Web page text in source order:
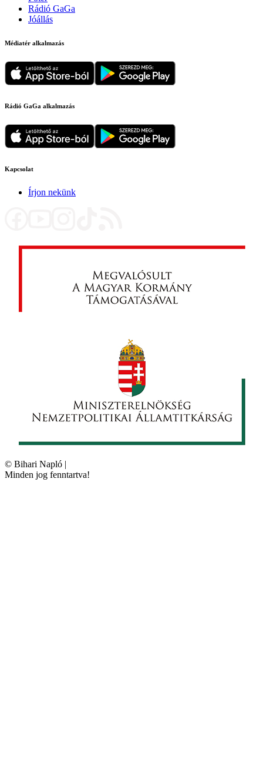
Rádió GaGa
Jóállás
Médiatér alkalmazás
Rádió GaGa alkalmazás
Kapcsolat
Írjon nekünk
© Bihari Napló |
Minden jog fenntartva!